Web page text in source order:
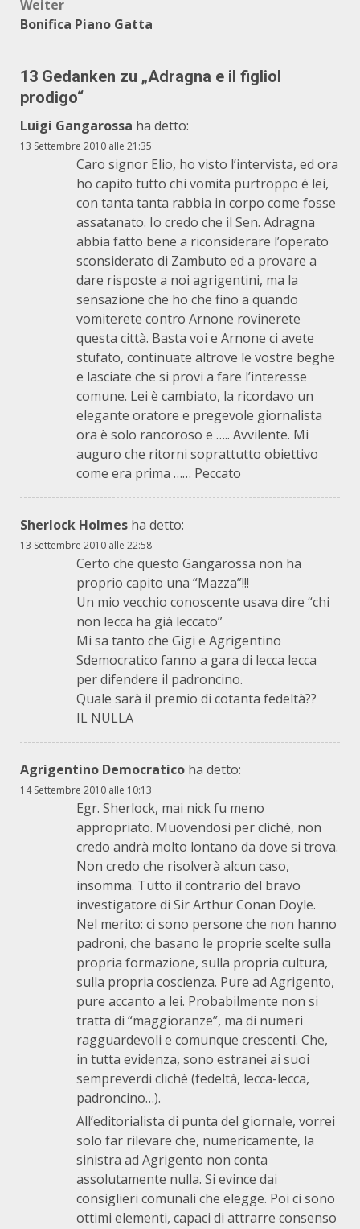
Weiter
Bonifica Piano Gatta
13 Gedanken zu „Adragna e il figliol
prodigo“
Luigi Gangarossa ha detto:
13 Settembre 2010 alle 21:35
Caro signor Elio, ho visto l’intervista, ed ora
ho capito tutto chi vomita purtroppo é lei,
con tanta tanta rabbia in corpo come fosse
assatanato. Io credo che il Sen. Adragna
abbia fatto bene a riconsiderare l’operato
sconsiderato di Zambuto ed a provare a
dare risposte a noi agrigentini, ma la
sensazione che ho che fino a quando
vomiterete contro Arnone rovinerete
questa città. Basta voi e Arnone ci avete
stufato, continuate altrove le vostre beghe
e lasciate che si provi a fare l’interesse
comune. Lei è cambiato, la ricordavo un
elegante oratore e pregevole giornalista
ora è solo rancoroso e ….. Avvilente. Mi
auguro che ritorni soprattutto obiettivo
come era prima …… Peccato
Sherlock Holmes ha detto:
13 Settembre 2010 alle 22:58
Certo che questo Gangarossa non ha
proprio capito una “Mazza”!!!
Un mio vecchio conoscente usava dire “chi
non lecca ha già leccato”
Mi sa tanto che Gigi e Agrigentino
Sdemocratico fanno a gara di lecca lecca
per difendere il padroncino.
Quale sarà il premio di cotanta fedeltà??
IL NULLA
Agrigentino Democratico ha detto:
14 Settembre 2010 alle 10:13
Egr. Sherlock, mai nick fu meno
appropriato. Muovendosi per clichè, non
credo andrà molto lontano da dove si trova.
Non credo che risolverà alcun caso,
insomma. Tutto il contrario del bravo
investigatore di Sir Arthur Conan Doyle.
Nel merito: ci sono persone che non hanno
padroni, che basano le proprie scelte sulla
propria formazione, sulla propria cultura,
sulla propria coscienza. Pure ad Agrigento,
pure accanto a lei. Probabilmente non si
tratta di “maggioranze”, ma di numeri
ragguardevoli e comunque crescenti. Che,
in tutta evidenza, sono estranei ai suoi
sempreverdi clichè (fedeltà, lecca-lecca,
padroncino…).
All’editorialista di punta del giornale, vorrei
solo far rilevare che, numericamente, la
sinistra ad Agrigento non conta
assolutamente nulla. Si evince dai
consiglieri comunali che elegge. Poi ci sono
ottimi elementi, capaci di attrarre consenso